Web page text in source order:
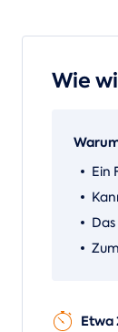
Wie
Ein
Etwa